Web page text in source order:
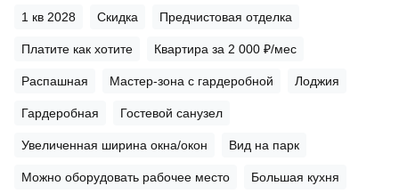
1 кв 2028 Скидка Предчистовая отделка
Платите как хотите Квартира за 2 000 ₽/мес
Распашная Мастер-зона с гардеробной Лоджия
Гардеробная Гостевой санузел
Увеличенная ширина окна/окон Вид на парк
Можно оборудовать рабочее место Большая кухня